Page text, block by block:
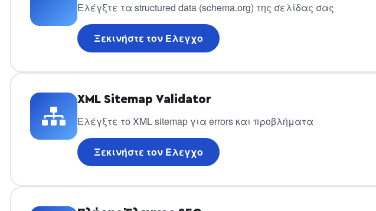
Ελέγξτε τα structured data (schema.org) της σελίδας σας
Ξεκινήστε τον Έλεγχο
XML Sitemap Validator
Ελέγξτε το XML sitemap για errors και προβλήματα
Ξεκινήστε τον Έλεγχο